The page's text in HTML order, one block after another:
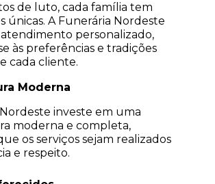
de luto, cada família tem
únicas. A Funerária Nordeste
personalizado,
às preferências e tradições
cada cliente.
Moderna
investe em uma
moderna e completa,
os serviços sejam realizados
e respeito.